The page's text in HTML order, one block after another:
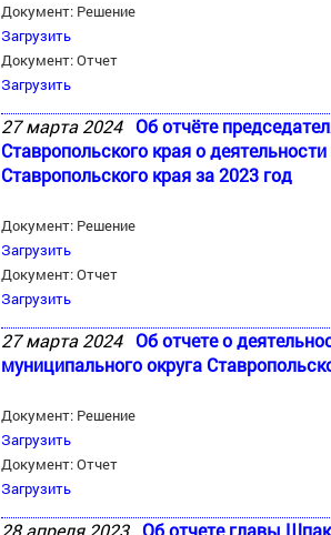
Документ: Решение
Загрузить
Документ: Отчет
Загрузить
27 марта 2024 Об отчёте
Ставропольского края о
Ставропольского края за 2023 год
Документ: Решение
Загрузить
Документ: Отчет
Загрузить
27 марта 2024 Об отчете о
муниципального округа
Документ: Решение
Загрузить
Документ: Отчет
Загрузить
28 апреля 2023 Об отчете главы